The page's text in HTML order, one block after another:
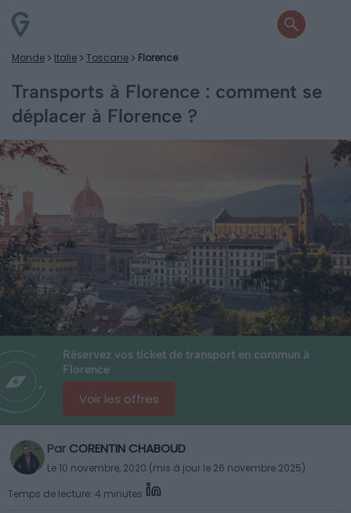
Monde Italie Toscane Florence
Transports à Florence : comment se
déplacer à Florence ?
Réservez vos ticket de transport en commun à
Florence
Voir les offres
Par CORENTIN CHABOUD
Le 10 novembre, 2020 (mis à jour le 26 novembre 2025)
Temps de lecture: 4 minutes